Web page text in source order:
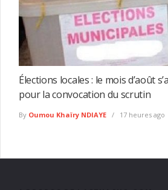
Élections locales : le mois d’août
pour la convocation du scrutin
By Oumou Khaïry NDIAYE 17 heures ago